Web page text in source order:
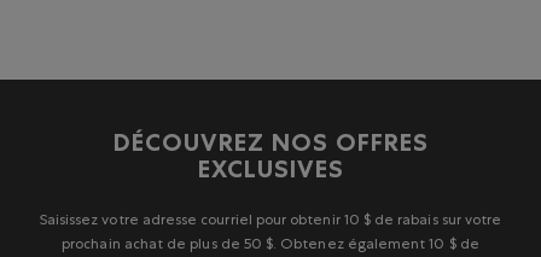
DÉCOUVREZ NOS OFFRES
EXCLUSIVES
Saisissez votre adresse courriel pour obtenir 10 $ de rabais sur votre
prochain achat de plus de 50 $. Obtenez également 10 $ de